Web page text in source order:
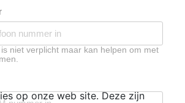
niet verplicht maar kan helpen om met
op onze web site. Deze zijn